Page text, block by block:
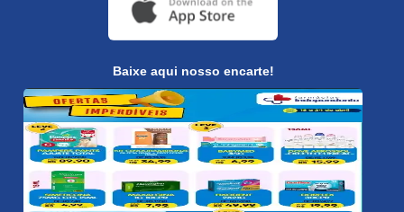
Baixe aqui nosso encarte!